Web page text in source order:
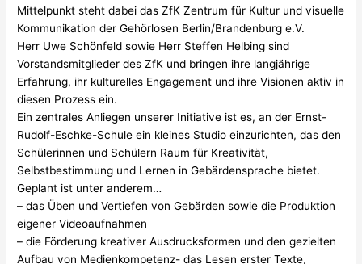
Mittelpunkt steht dabei das ZfK Zentrum für Kultur und visuelle
Kommunikation der Gehörlosen Berlin/Brandenburg e.V.
Herr Uwe Schönfeld sowie Herr Steffen Helbing sind
Vorstandsmitglieder des ZfK und bringen ihre langjährige
Erfahrung, ihr kulturelles Engagement und ihre Visionen aktiv in
diesen Prozess ein.
Ein zentrales Anliegen unserer Initiative ist es, an der Ernst-
Rudolf-Eschke-Schule ein kleines Studio einzurichten, das den
Schülerinnen und Schülern Raum für Kreativität,
Selbstbestimmung und Lernen in Gebärdensprache bietet.
Geplant ist unter anderem…
– das Üben und Vertiefen von Gebärden sowie die Produktion
eigener Videoaufnahmen
– die Förderung kreativer Ausdrucksformen und den gezielten
Aufbau von Medienkompetenz- das Lesen erster Texte,